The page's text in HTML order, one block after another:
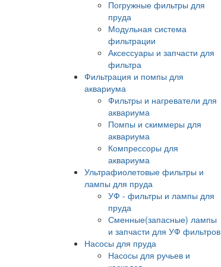
Погружные фильтры для
пруда
Модульная система
фильтрации
Аксессуары и запчасти для
фильтра
Фильтрация и помпы для
аквариума
Фильтры и нагреватели для
аквариума
Помпы и скиммеры для
аквариума
Компрессоры для
аквариума
Ультрафиолетовые фильтры и
лампы для пруда
УФ - фильтры и лампы для
пруда
Сменные(запасные) лампы
и запчасти для УФ фильтров
Насосы для пруда
Насосы для ручьев и